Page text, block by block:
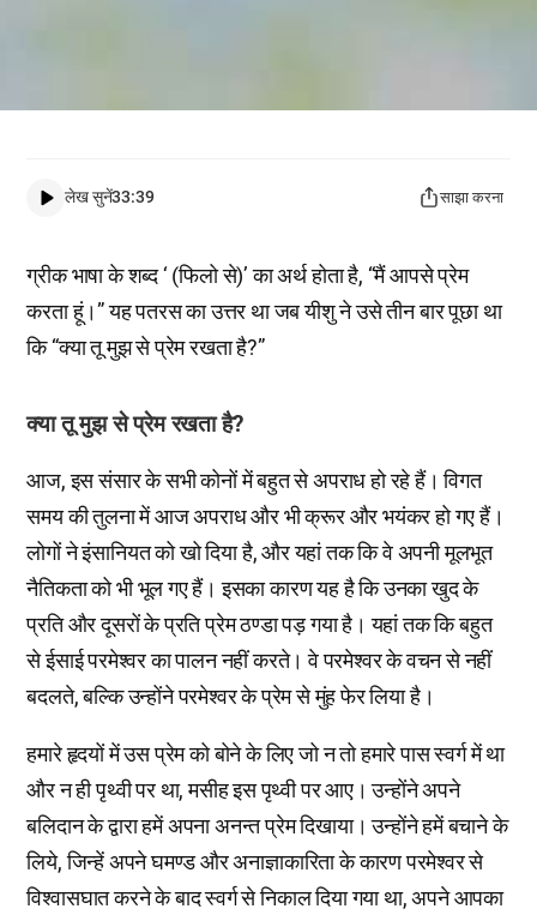
लेख सुनें33:39 साझा करना
ग्रीक भाषा के शब्द ‘ (फिलो से)’ का अर्थ होता है, “मैं आपसे प्रेम
करता हूं।” यह पतरस का उत्तर था जब यीशु ने उसे तीन बार पूछा था
कि “क्या तू मुझ से प्रेम रखता है?”
क्या तू मुझ से प्रेम रखता है?
आज, इस संसार के सभी कोनों में बहुत से अपराध हो रहे हैं। विगत
समय की तुलना में आज अपराध और भी क्रूर और भयंकर हो गए हैं।
लोगों ने इंसानियत को खो दिया है, और यहां तक कि वे अपनी मूलभूत
नैतिकता को भी भूल गए हैं। इसका कारण यह है कि उनका खुद के
प्रति और दूसरों के प्रति प्रेम ठण्डा पड़ गया है। यहां तक कि बहुत
से ईसाई परमेश्वर का पालन नहीं करते। वे परमेश्वर के वचन से नहीं
बदलते, बल्कि उन्होंने परमेश्वर के प्रेम से मुंह फेर लिया है।
हमारे हृदयों में उस प्रेम को बोने के लिए जो न तो हमारे पास स्वर्ग में था
और न ही पृथ्वी पर था, मसीह इस पृथ्वी पर आए। उन्होंने अपने
बलिदान के द्वारा हमें अपना अनन्त प्रेम दिखाया। उन्होंने हमें बचाने के
लिये, जिन्हें अपने घमण्ड और अनाज्ञाकारिता के कारण परमेश्वर से
विश्वासघात करने के बाद स्वर्ग से निकाल दिया गया था, अपने आपका